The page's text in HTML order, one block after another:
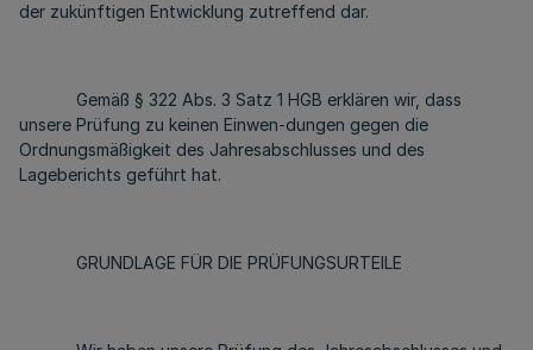
der zukünftigen Entwicklung zutreffend dar.
Gemäß § 322 Abs. 3 Satz 1 HGB erklären wir, dass
unsere Prüfung zu keinen Einwen-dungen gegen die
Ordnungsmäßigkeit des Jahresabschlusses und des
Lageberichts geführt hat.
GRUNDLAGE FÜR DIE PRÜFUNGSURTEILE